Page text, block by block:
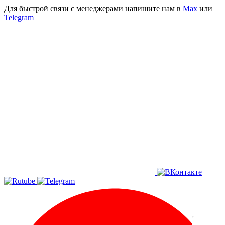
Для быстрой связи с менеджерами напишите нам в Мах или
Telegram